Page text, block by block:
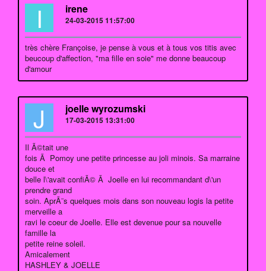
I irene
24-03-2015 11:57:00
très chère Françoise, je pense à vous et à tous vos titis avec
beucoup d'affection, "ma fille en soie" me donne beaucoup
d'amour
J joelle wyrozumski
17-03-2015 13:31:00
Il Ã©tait une
fois Ã Pomoy une petite princesse au joli minois. Sa marraine
douce et
belle l\'avait confiÃ© Ã Joelle en lui recommandant d\'un
prendre grand
soin. AprÃ¨s quelques mois dans son nouveau logis la petite
merveille a
ravi le coeur de Joelle. Elle est devenue pour sa nouvelle
famille la
petite reine soleil.
Amicalement
HASHLEY & JOELLE